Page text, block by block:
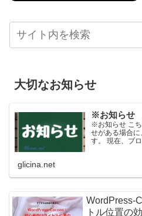
大切なお知らせ
※お知らせ
※お知らせ こ
せがある場合
す。 現在、ブ
glicina.net
WordPress-
トル位置の